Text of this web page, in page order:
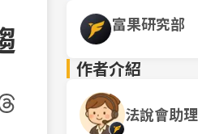
富果研究部
作者介紹
法說會助理